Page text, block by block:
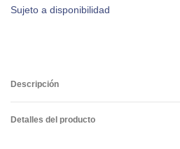
Sujeto a disponibilidad
Descripción
Detalles del producto